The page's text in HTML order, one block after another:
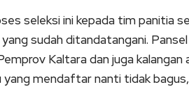
seleksi ini kepada tim panitia
sudah ditandatangani.
Kaltara dan juga kalangan
mendaftar nanti tidak